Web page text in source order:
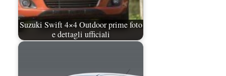
Suzuki Swift 4×4 Outdoor prime foto
e dettagli ufficiali